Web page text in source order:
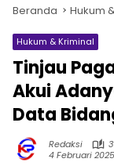
Beranda Hukum
Hukum & Kriminal
Tinjau
Akui
Data
Redaksi
4 Februari 2025